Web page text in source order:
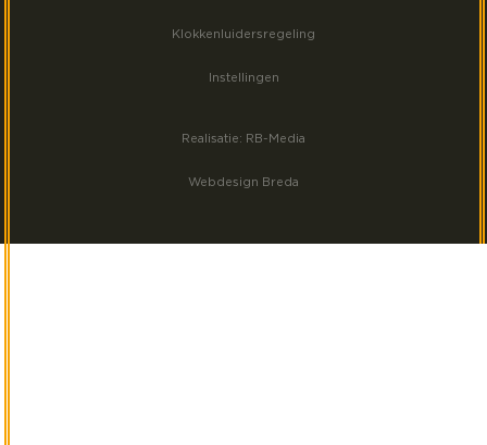
Klokkenluidersregeling
Instellingen
Realisatie: RB-Media
Webdesign Breda